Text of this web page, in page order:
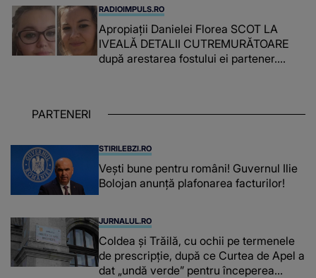
mama sa: "I-am spus și ei în față, eu nu
te iubesc pentru că..."
RADIOIMPULS.RO
Apropiații Danielei Florea SCOT LA
IVEALĂ DETALII CUTREMURĂTOARE
după arestarea fostului ei partener.
reușit să fac mai mult pentru ea și..."
PARTENERI
STIRILEBZI.RO
Vești bune pentru români! Guvernul Ilie
Bolojan anunță plafonarea facturilor!
JURNALUL.RO
Coldea și Trăilă, cu ochii pe termenele
de prescripție, după ce Curtea de Apel a
dat „undă verde” pentru începerea